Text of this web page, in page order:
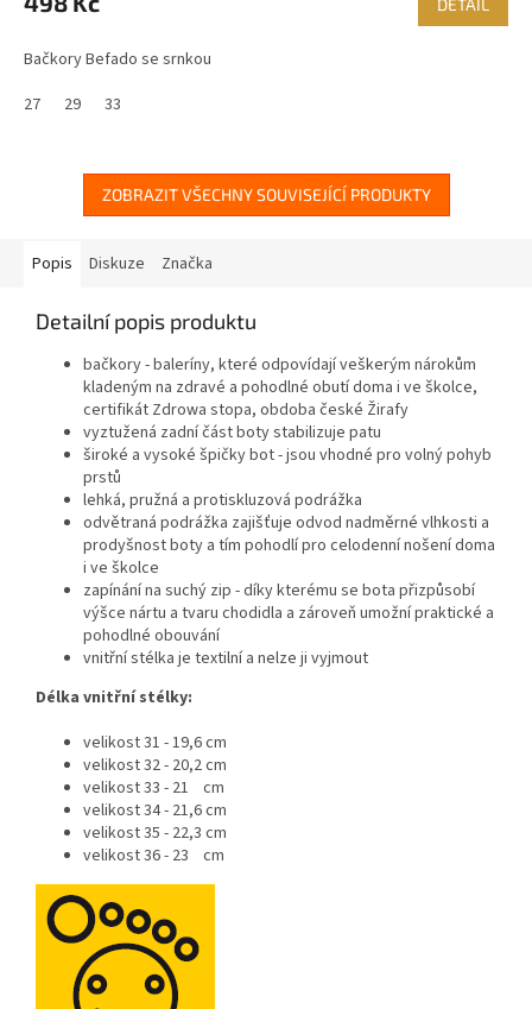
DETAIL
Bačkory Befado se srnkou
27
29 33
ZOBRAZIT VŠECHNY SOUVISEJÍCÍ PRODUKTY
Popis Diskuze Značka
Detailní popis produktu
bačkory - baleríny, které odpovídají veškerým nárokům
kladeným na zdravé a pohodlné obutí doma i ve školce,
certifikát Zdrowa stopa, obdoba české Žirafy
vyztužená zadní část boty stabilizuje patu
široké a vysoké špičky bot - jsou vhodné pro volný pohyb
prstů
lehká, pružná a protiskluzová podrážka
odvětraná podrážka zajišťuje odvod nadměrné vlhkosti a
prodyšnost boty a tím pohodlí pro celodenní nošení doma
i ve školce
zapínání na suchý zip - díky kterému se bota přizpůsobí
výšce nártu a tvaru chodidla a zároveň umožní praktické a
pohodlné obouvání
vnitřní stélka je textilní a nelze ji vyjmout
Délka vnitřní stélky:
velikost 31 - 19,6 cm
velikost 32 - 20,2 cm
velikost 33 - 21 cm
velikost 34 - 21,6 cm
velikost 35 - 22,3 cm
velikost 36 - 23 cm